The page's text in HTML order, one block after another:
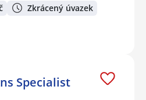
Zkrácený úvazek
Specialist